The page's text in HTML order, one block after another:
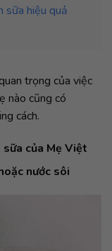
sữa hiệu quả
trọng của việc
nào cũng có
cách.
của Mẹ Việt
nước sôi